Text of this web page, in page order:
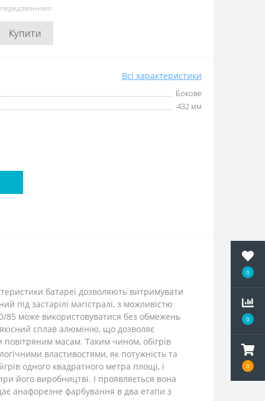
0
0
0
Купити
Всі характеристики
Бокове
432 мм
батареї дозволяють витримувати
під застарілі магістралі, з можливістю
85 може використовуватися без обмежень
сплав алюмінію, що дозволяє
масам. Таким чином, обігрів
властивостями, як потужність та
одного квадратного метра площі, і
його виробництві. І проявляється вона
анафорезне фарбування в два етапи з